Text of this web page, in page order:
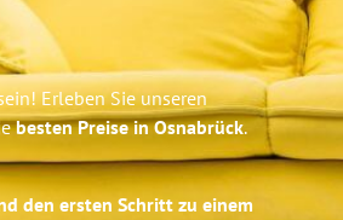
Erleben Sie unseren
besten Preise in Osnabrück.
den ersten Schritt zu einem